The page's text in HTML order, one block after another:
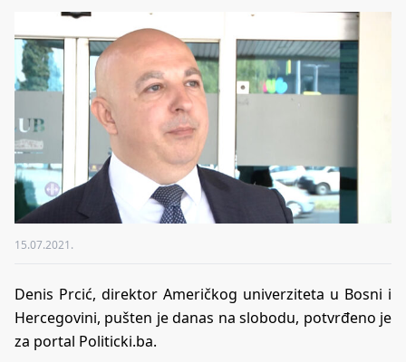
15.07.2021.
Denis Prcić, direktor Američkog univerziteta u Bosni i
Hercegovini, pušten je danas na slobodu, potvrđeno je
za portal Politicki.ba.